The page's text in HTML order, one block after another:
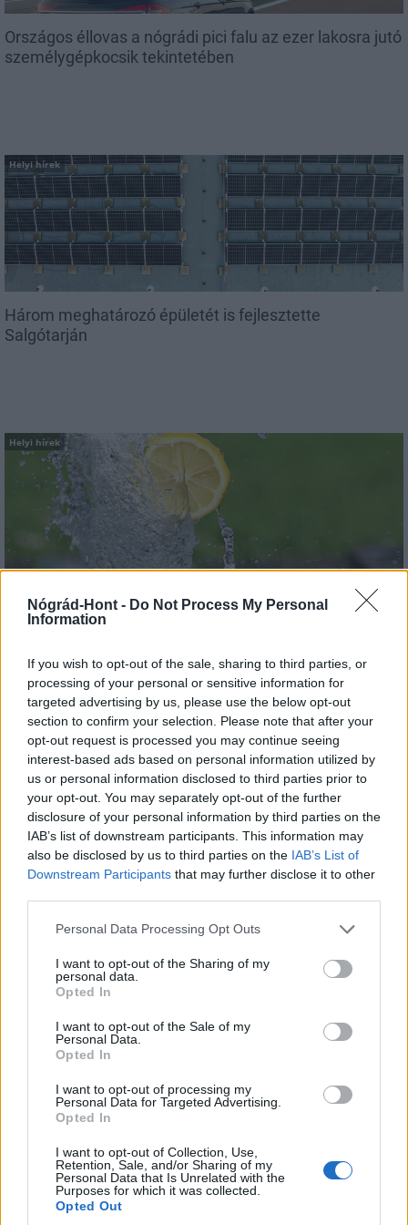
Nógrád-Hont - Do Not Process My Personal
Information
If you wish to opt-out of the sale, sharing to third parties, or
processing of your personal or sensitive information for
targeted advertising by us, please use the below opt-out
section to confirm your selection. Please note that after your
opt-out request is processed you may continue seeing
interest-based ads based on personal information utilized by
us or personal information disclosed to third parties prior to
your opt-out. You may separately opt-out of the further
disclosure of your personal information by third parties on the
IAB’s list of downstream participants. This information may
also be disclosed by us to third parties on the IAB’s List of
Downstream Participants that may further disclose it to other
Please note that this website/app uses one or more Google
not limited to your visit or usage behaviour. You may click to
grant or deny consent to Google and its third-party tags to
use your data for below specified purposes in below Google
consent section.
Personal Data Processing Opt Outs
I want to opt-out of the Sharing of my
personal data.
Opted In
I want to opt-out of the Sale of my
Personal Data.
Opted In
I want to opt-out of processing my
Personal Data for Targeted Advertising.
Opted In
I want to opt-out of Collection, Use,
Retention, Sale, and/or Sharing of my
Personal Data that Is Unrelated with the
Purposes for which it was collected.
Opted Out
Országos éllovas a nógrádi pici falu az ezer lakosra jutó
személygépkocsik tekintetében
Helyi hírek
Három meghatározó épületét is fejlesztette
Salgótarján
Helyi hírek
figyelmeztetés
MAGYAR ÉPÍTŐK
Útépítés
BKK KM Építő Kft.
felüljárón
A tartós nyári hőség jelentős kihívás elé állítja a KM Építőt,
Paks II.: Mit jelent az 5. blokk új
mérföldköve a felülvizsgálat